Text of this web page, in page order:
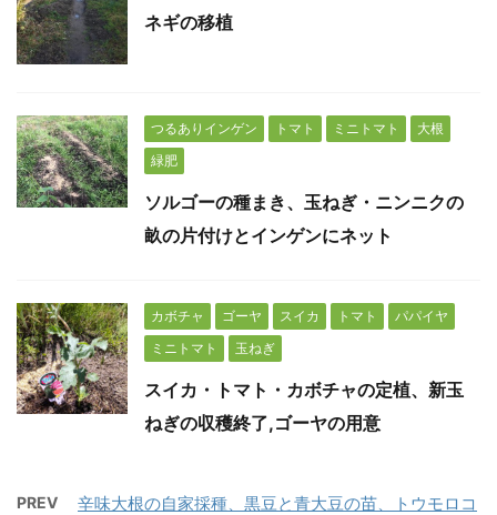
ネギの移植
つるありインゲン トマト ミニトマト
大根
緑肥
ソルゴーの種まき、玉ねぎ・ニンニクの
畝の片付けとインゲンにネット
カボチャ ゴーヤ スイカ トマト
パパイヤ
ミニトマト
玉ねぎ
スイカ・トマト・カボチャの定植、新玉
ねぎの収穫終了,ゴーヤの用意
PREV
辛味大根の自家採種、黒豆と青大豆の苗、トウモロコ